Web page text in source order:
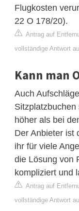
Flugkosten
22 O 178/20).
Antrag auf
vollständige Antwort
Kann man
Auch
höher als bei
Der Anbieter ist
ihr für viele
die Lösung von
kompliziert und
Antrag auf
vollständige Antwort